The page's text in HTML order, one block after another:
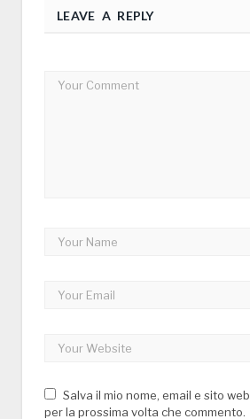
LEAVE A REPLY
Salva il mio nome, email e sito
per la prossima volta che commento.